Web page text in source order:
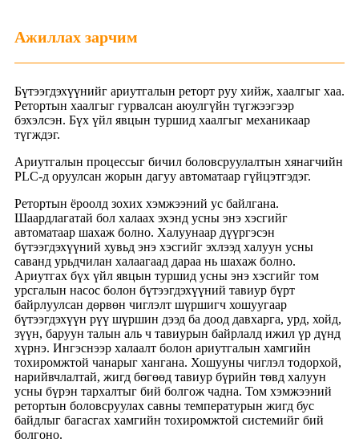
Ажиллах зарчим
Бүтээгдэхүүнийг ариутгалын реторт руу хийж, хаалгыг хаа.
Ретортын хаалгыг гурвалсан аюулгүйн түгжээгээр
бэхэлсэн. Бүх үйл явцын туршид хаалгыг механикаар
түгждэг.
Ариутгалын процессыг бичил боловсруулалтын хянагчийн
PLC-д оруулсан жорын дагуу автоматаар гүйцэтгэдэг.
Ретортын ёроолд зохих хэмжээний ус байлгана.
Шаардлагатай бол халаах эхэнд усны энэ хэсгийг
автоматаар шахаж болно. Халуунаар дүүргэсэн
бүтээгдэхүүний хувьд энэ хэсгийг эхлээд халуун усны
саванд урьдчилан халаагаад дараа нь шахаж болно.
Ариутгах бүх үйл явцын туршид усны энэ хэсгийг том
урсгалын насос болон бүтээгдэхүүний тавиур бүрт
байрлуулсан дөрвөн чиглэлт шүршигч хошуугаар
бүтээгдэхүүн рүү шүршин дээд ба доод давхарга, урд, хойд,
зүүн, баруун талын аль ч тавиурын байрлалд ижил үр дүнд
хүрнэ. Ингэснээр халаалт болон ариутгалын хамгийн
тохиромжтой чанарыг хангана. Хошууны чиглэл тодорхой,
нарийвчлалтай, жигд бөгөөд тавиур бүрийн төвд халуун
усны бүрэн тархалтыг бий болгож чадна. Том хэмжээний
ретортын боловсруулах савны температурын жигд бус
байдлыг багасгах хамгийн тохиромжтой системийг бий
болгоно.